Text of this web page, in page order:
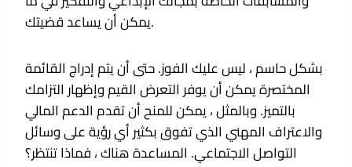
يمكن أن يساعد قضيتك.
بشكل حاسم ، ليس عليك الفوز. حتى أن يتم إدراج القائمة
المختصرة يمكن أن يوفر التعرض القيم وإظهار التزامك
بالتميز. وبالمثل ، يمكن للمنح أن تقدم الدعم المالي
والاعتراف المهني الذي تفوق بكثير أي رؤية على وسائل
التواصل الاجتماعي. المساعدة هناك ، فماذا تنتظر؟